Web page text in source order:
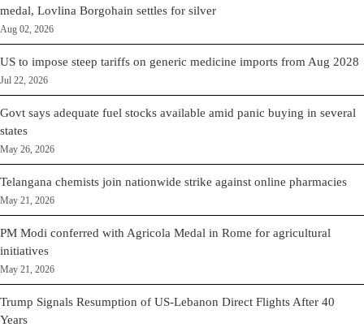
medal, Lovlina Borgohain settles for silver
Aug 02, 2026
US to impose steep tariffs on generic medicine imports from Aug 2028
Jul 22, 2026
Govt says adequate fuel stocks available amid panic buying in several
states
May 26, 2026
Telangana chemists join nationwide strike against online pharmacies
May 21, 2026
PM Modi conferred with Agricola Medal in Rome for agricultural
initiatives
May 21, 2026
Trump Signals Resumption of US-Lebanon Direct Flights After 40
Years